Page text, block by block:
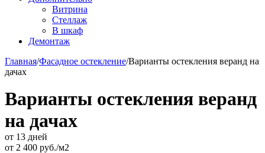
Витрина
Стеллаж
В шкаф
Демонтаж
Главная/Фасадное остекление/Варианты остекления веранд на
дачах
Варианты остекления веранд
на дачах
от 13 дней
от 2 400 руб./м2